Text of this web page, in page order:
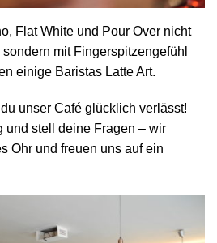
Flat White und Pour Over nicht
mit Fingerspitzengefühl
einige Baristas Latte Art.
unser Café glücklich verlässt!
und stell deine Fragen – wir
Ohr und freuen uns auf ein